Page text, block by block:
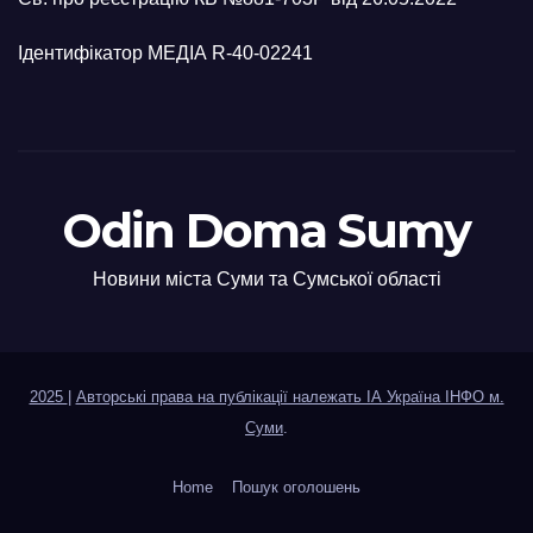
Ідентифікатор МЕДІА R-40-02241
Odin Doma Sumy
Новини міста Суми та Сумської області
2025
Авторські права на публікації належать ІА Україна ІНФО м.
Суми.
Home Пошук оголошень